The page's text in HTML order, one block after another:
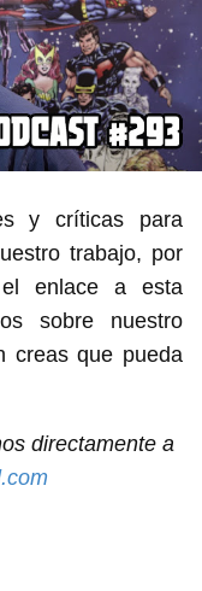
y críticas para
trabajo, por
el enlace a esta
sobre nuestro
creas que pueda
directamente a